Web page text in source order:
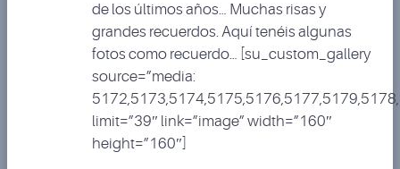
de los últimos años… Muchas risas y
grandes recuerdos. Aquí tenéis algunas
fotos como recuerdo… [su_custom_gallery
source=”media:
limit=”39″ link=”image” width=”160″
height=”160″]